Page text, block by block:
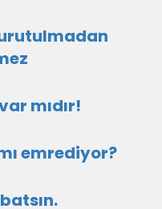
mıdır!
emrediyor?